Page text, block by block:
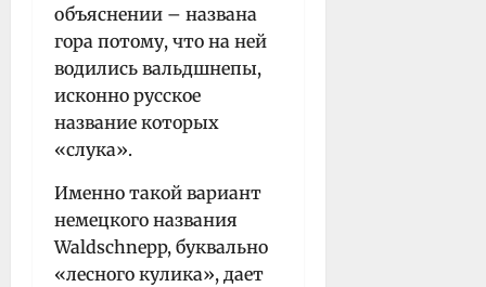
объяснении – названа
гора потому, что на ней
водились вальдшнепы,
исконно русское
название которых
«слука».
Именно такой вариант
немецкого названия
Waldschnepp, буквально
«лесного кулика», дает